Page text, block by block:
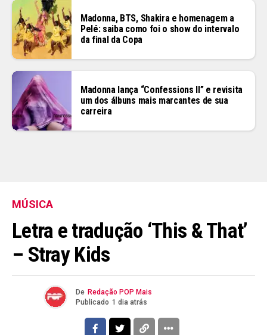
Madonna, BTS, Shakira e homenagem a
Pelé: saiba como foi o show do intervalo
da final da Copa
Madonna lança “Confessions II” e revisita
um dos álbuns mais marcantes de sua
carreira
MÚSICA
Letra e tradução ‘This & That’
– Stray Kids
De Redação POP Mais
Publicado 1 dia atrás